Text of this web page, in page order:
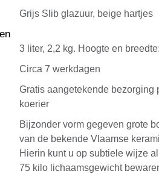
Grijs Slib glazuur, beige hartjes
3 liter, 2,2 kg. Hoogte en
Circa 7 werkdagen
Gratis aangetekende bezorging
koerier
Bijzonder vorm gegeven grote
van de bekende Vlaamse
Hierin kunt u op subtiele wijze
75 kilo lichaamsgewicht